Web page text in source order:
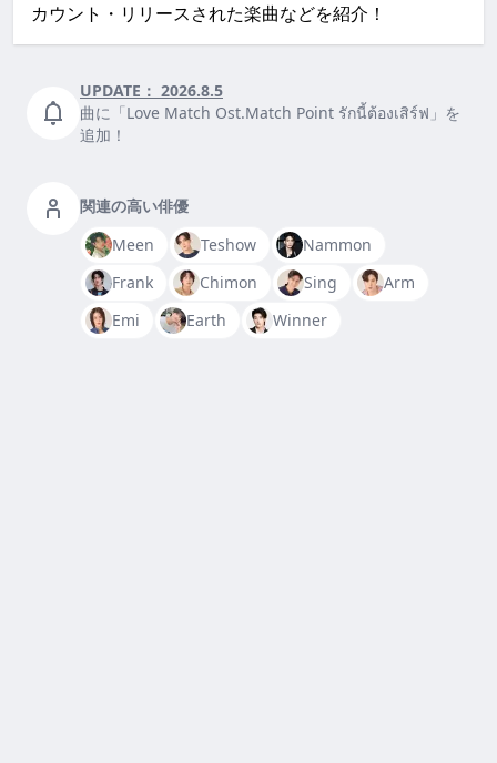
カウント・リリースされた楽曲などを紹介！
UPDATE： 2026.8.5
曲に「Love Match Ost.Match Point รักนี้ต้องเสิร์ฟ」を
追加！
関連の高い俳優
Meen
Teshow
Nammon
Frank
Chimon Sing
Arm
Emi
Earth Winner